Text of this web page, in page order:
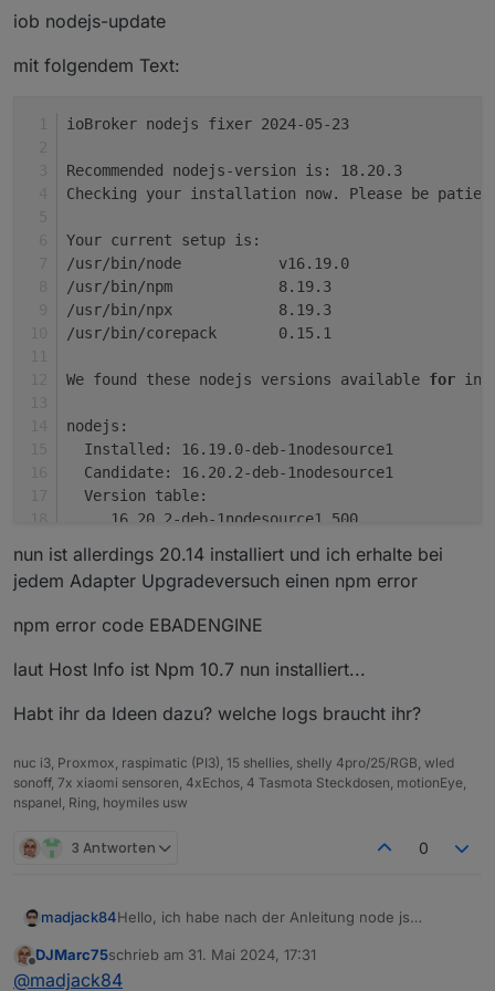
<--- JS stacktrace --->
FATAL ERROR: Reached heap limit Allocation
iob nodejs-update
mit folgendem Text:
ioBroker nodejs fixer 2024-05-23
Recommended nodejs-version is: 18.20.3
Checking your installation now. Please be
Your current setup is:
/usr/bin/node 		v16.19.0
/usr/bin/npm 		8.19.3
/usr/bin/npx 		8.19.3
/usr/bin/corepack 	0.15.1
We found these nodejs versions available for
nodejs:
  Installed: 16.19.0-deb-1nodesource1
  Candidate: 16.20.2-deb-1nodesource1
  Version table:
     16.20.2-deb-1nodesource1 500
*** 16.19.0-deb-1nodesource1 100
        100 /var/lib/dpkg/status
500 http://de.archive.ubuntu.com/ubuntu
     10.19.0~dfsg-3ubuntu1 500
500 http://de.archive.ubuntu.com/ubuntu
Nothing to do - Your installation is using the
You are running nodejs v16.19.0. Do you want
Trying to fix your installation now. Please be
nun ist allerdings 20.14 installiert und ich erhalte bei
jedem Adapter Upgradeversuch einen npm error
npm error code EBADENGINE
laut Host Info ist Npm 10.7 nun installiert...
Habt ihr da Ideen dazu? welche logs braucht ihr?
nuc i3, Proxmox, raspimatic (PI3), 15 shellies, shelly 4pro/25/RGB, wled
sonoff, 7x xiaomi sensoren, 4xEchos, 4 Tasmota Steckdosen, motionEye,
nspanel, Ring, hoymiles usw
3 Antworten 0
madjack84Hello, ich habe nach der Anleitung node js
iob nodejs-update
Offline
DJMarc75schrieb am 31. Mai 2024, 17:31
zuletzt editiert von
@madjack84